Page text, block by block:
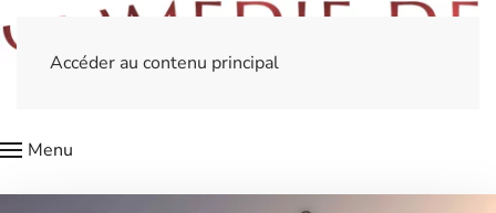
Accéder au contenu principal
Menu